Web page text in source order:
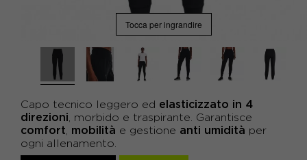
Tocca per ingrandire
Capo tecnico leggero ed elasticizzato in 4
direzioni , morbido e traspirante. Garantisce
comfort mobilità e gestione anti umidità per
ogni allenamento.